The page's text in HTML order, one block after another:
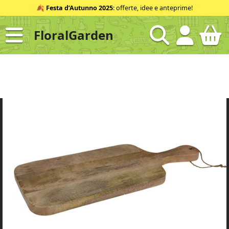
al
contenuto
ID
🍂 Festa d’Autunno 2025: offerte, idee e anteprime!
FloralGarden